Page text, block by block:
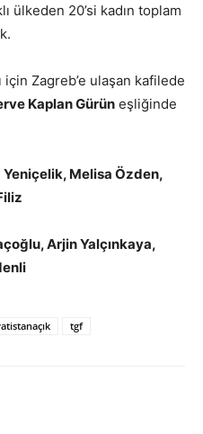
ülkeden 20’si kadın toplam
için Zagreb’e ulaşan kafilede
Kaplan Gürün eşliğinde
Yeniçelik, Melisa Özden,
Arjin Yalçınkaya,
tgf